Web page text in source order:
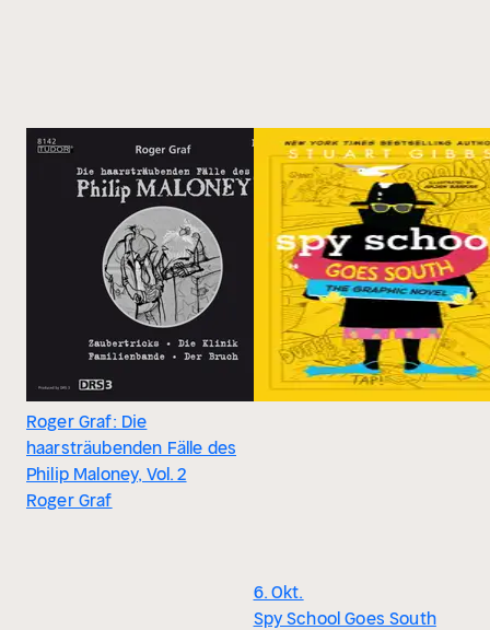
Roger Graf: Die
haarsträubenden Fälle des
Philip Maloney, Vol. 2
Roger Graf
6. Okt.
Spy School Goes South